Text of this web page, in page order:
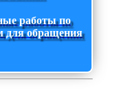
работы по
для обращения